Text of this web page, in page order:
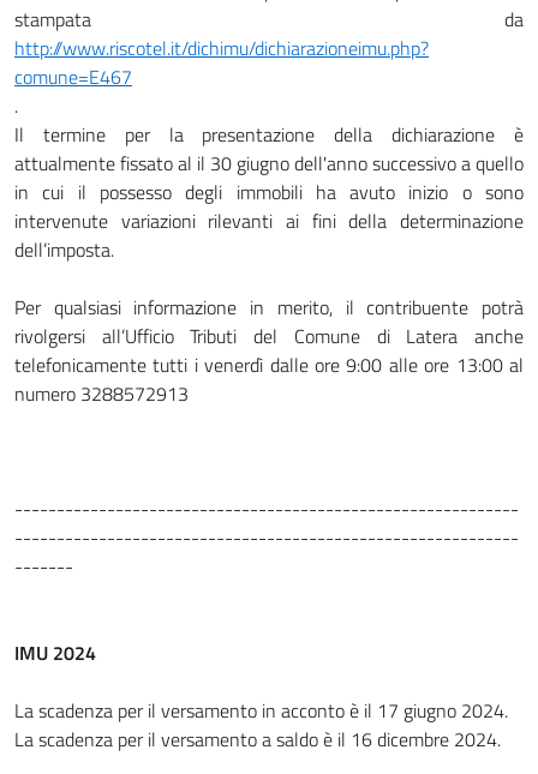
stampata da
http://www.riscotel.it/dichimu/dichiarazioneimu.php?
comune=E467
.
Il termine per la presentazione della dichiarazione è
attualmente fissato al il 30 giugno dell'anno successivo a quello
in cui il possesso degli immobili ha avuto inizio o sono
intervenute variazioni rilevanti ai fini della determinazione
dell’imposta.
Per qualsiasi informazione in merito, il contribuente potrà
rivolgersi all’Ufficio Tributi del Comune di Latera anche
telefonicamente tutti i venerdì dalle ore 9:00 alle ore 13:00 al
numero 3288572913
------------------------------------------------------------
------------------------------------------------------------
-------
IMU 2024
La scadenza per il versamento in acconto è il 17 giugno 2024.
La scadenza per il versamento a saldo è il 16 dicembre 2024.